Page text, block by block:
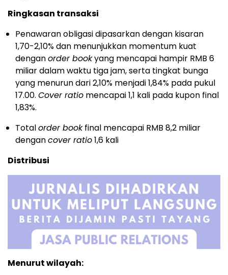
Ringkasan transaksi
Penawaran obligasi dipasarkan dengan kisaran
1,70-2,10% dan menunjukkan momentum kuat
denganorder bookyang mencapai hampir RMB 6
miliar dalam waktu tiga jam, serta tingkat bunga
yang menurun dari 2,10% menjadi 1,84% pada pukul
17.00. Cover ratio mencapai 1,1 kali pada kupon final
1,83%.
Totalorder bookfinal mencapai RMB 8,2 miliar
dengancover ratio1,6 kali
Distribusi
Menurut wilayah: